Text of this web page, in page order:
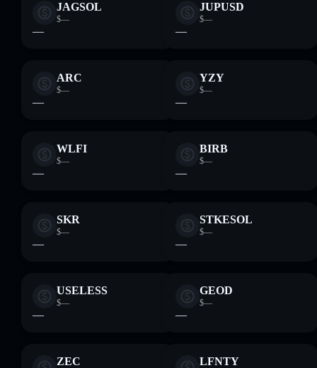
JAGSOL
$—
—
JUPUSD
$—
—
ARC
$—
—
YZY
$—
—
WLFI
$—
—
BIRB
$—
—
SKR
$—
—
STKESOL
$—
—
USELESS
$—
—
GEOD
$—
—
ZEC LFNTY